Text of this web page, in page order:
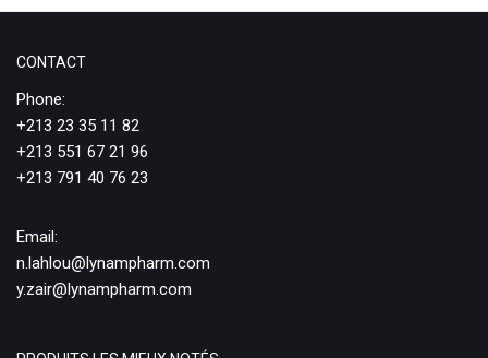
CONTACT
Phone:
+213 23 35 11 82
+213 551 67 21 96
+213 791 40 76 23
Email:
n.lahlou@lynampharm.com
y.zair@lynampharm.com